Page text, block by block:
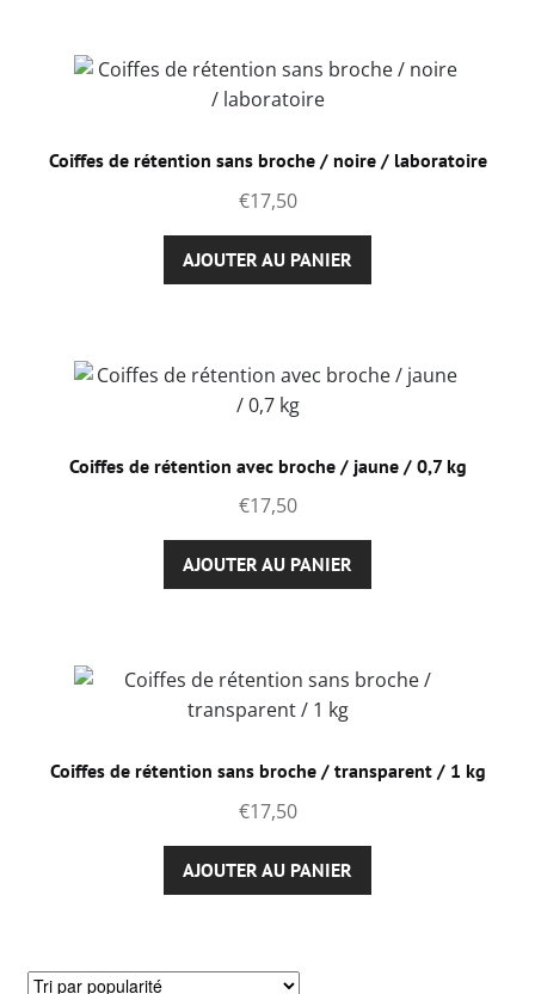
Coiffes de rétention sans broche / noire / laboratoire
€17,50
AJOUTER AU PANIER
Coiffes de rétention avec broche / jaune / 0,7 kg
€17,50
AJOUTER AU PANIER
Coiffes de rétention sans broche / transparent / 1 kg
€17,50
AJOUTER AU PANIER